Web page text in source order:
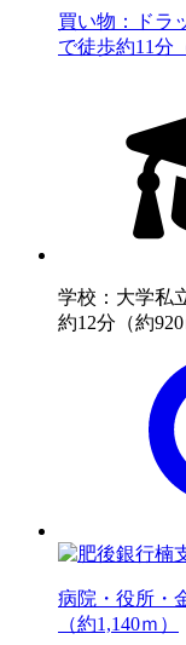
買い物：ドラ
で徒歩約11分
学校：大学私
約12分（約920
病院・役所・
（約1,140ｍ）